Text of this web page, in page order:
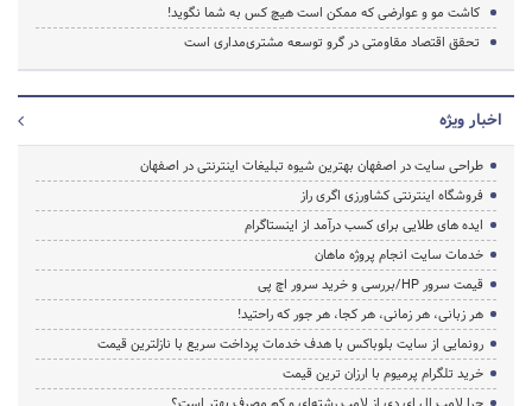
کاشت مو و عوارضی که ممکن است هیچ کس به شما نگوید!
تحقق اقتصاد مقاومتی در گرو توسعه مشتری‌مداری است
اخبار ویژه
طراحی سایت در اصفهان بهترین شیوه تبلیغات اینترنتی در اصفهان
فروشگاه اینترنتی کشاورزی اگری راز
ایده های طلایی برای کسب درآمد از اینستاگرام
خدمات سایت انجام پروژه ماهان
قیمت سرور HP/بررسی و خرید سرور اچ پی
هر زبانی، هر زمانی، هر کجا، هر جور که راحتید!
رونمایی از سایت بلوباکس با هدف خدمات پرداخت سریع با نازلترین قیمت
خرید تلگرام پرمیوم با ارزان ترین قیمت